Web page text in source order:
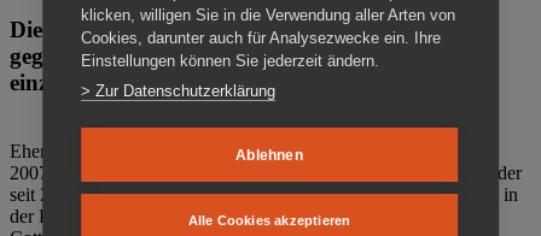
Die Gedenkstätte Zuchthaus Cottbus ist ein Ort
gegen das Vergessen. Anschaulich, nah und
einzigartig.
Ehemalige politische Häftlinge der DDR gründeten im Oktober
2007 den Verein Menschenrechtszentrum Cottbus e. V. (MRZ), der
seit 2011 Eigentümer des ehemaligen Gefängnisses (1860-2002) in
der Bautzener Straße und Träger der Gedenkstätte Zuchthaus
klicken, willigen Sie in die Verwendung aller Arten von
Cookies, darunter auch für Analysezwecke ein. Ihre
Einstellungen können Sie jederzeit ändern.
> Zur Datenschutzerklärung
Ablehnen
Alle Cookies akzeptieren